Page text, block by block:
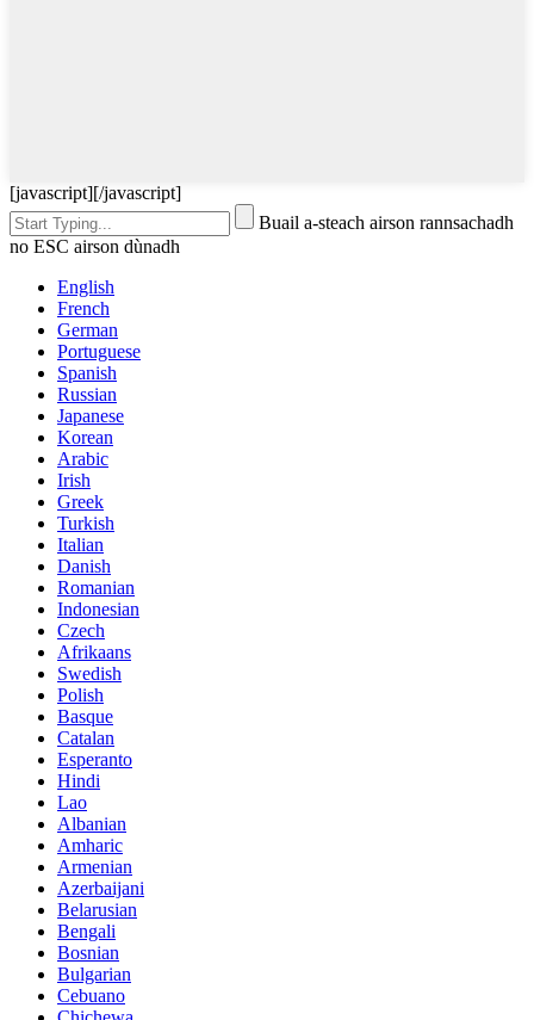
[javascript][/javascript]
Buail a-steach airson rannsachadh
no ESC airson dùnadh
English
French
German
Portuguese
Spanish
Russian
Japanese
Korean
Arabic
Irish
Greek
Turkish
Italian
Danish
Romanian
Indonesian
Czech
Afrikaans
Swedish
Polish
Basque
Catalan
Esperanto
Hindi
Lao
Albanian
Amharic
Armenian
Azerbaijani
Belarusian
Bengali
Bosnian
Bulgarian
Cebuano